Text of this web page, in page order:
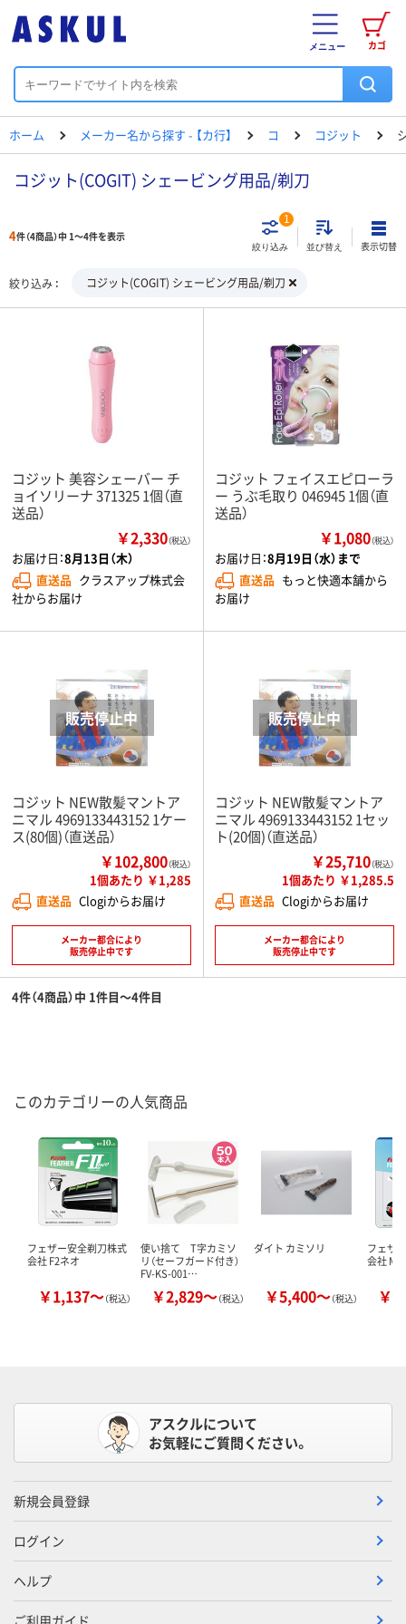
カゴ
メニュー
ホーム メーカー名から探す - 【カ行】 コ コジット
コジット(COGIT) シェービング用品/剃刀
4件（4商品）中 1～4件を表示
絞り込み
1
並び替え 表示切替
絞り込み コジット(COGIT) シェービング用品/剃刀
コジット 美容シェーバー チ
ョイソリーナ 371325 1個（直
送品）
￥2,330（税込）
お届け日：8月13日（木）
直送品 クラスアップ株式会
社からお届け
コジット フェイスエピローラ
ー うぶ毛取り 046945 1個（直
送品）
￥1,080（税込）
お届け日：8月19日（水）まで
直送品 もっと快適本舗から
お届け
コジット NEW散髪マントア
ニマル 4969133443152 1ケー
ス(80個)（直送品）
￥102,800（税込）
1個あたり ￥1,285
直送品 Clogiからお届け
メーカー都合により
販売停止中です
コジット NEW散髪マントア
ニマル 4969133443152 1セッ
ト(20個)（直送品）
￥25,710（税込）
1個あたり ￥1,285.5
直送品 Clogiからお届け
メーカー都合により
販売停止中です
4件（4商品）中 1件目～4件目
このカテゴリーの人気商品
フェザー安全剃刀株式
会社 F2ネオ
￥1,137～（税込）
使い捨て T字カミソ
リ（セーフガード付き）
FV-KS-001…
￥2,829～（税込）
ダイト カミソリ
￥5,400～（税込）
フェザ
会社
￥
アスクルについて
お気軽にご質問ください。
新規会員登録
ログイン
ヘルプ
ご利用ガイド